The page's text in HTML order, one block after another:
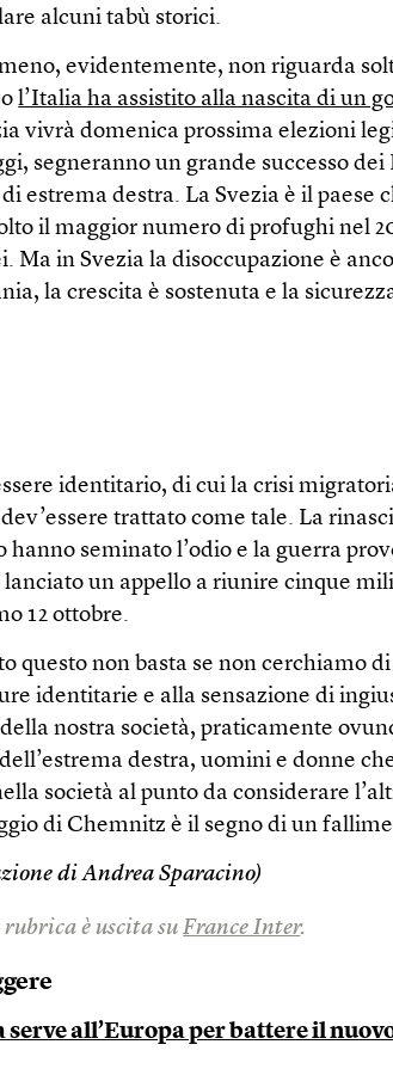
alcuni tabù storici.
evidentemente, non riguarda
l’Italia ha assistito alla nascita di un
vivrà domenica prossima elezioni
segneranno un grande successo
estrema destra. La Svezia è il paese
il maggior numero di profughi nel
Ma in Svezia la disoccupazione è
la crescita è sostenuta e la
identitario, di cui la crisi
trattato come tale. La
hanno seminato l’odio e la guerra
lanciato un appello a riunire cinque
12 ottobre.
questo non basta se non cerchiamo
identitarie e alla sensazione di
nostra società, praticamente
destra, uomini e donne
società al punto da considerare
di Chemnitz è il segno di un
di Andrea Sparacino)
rubrica è uscita suFrance Inter.
serve all’Europa per battere il